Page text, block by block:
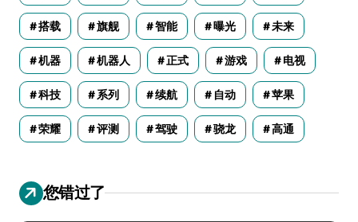
搭载 旗舰 智能 曝光 未来
机器 机器人 正式 游戏 电视
科技 系列 续航 自动 苹果
荣耀 评测 驾驶 骁龙 高通
您错过了